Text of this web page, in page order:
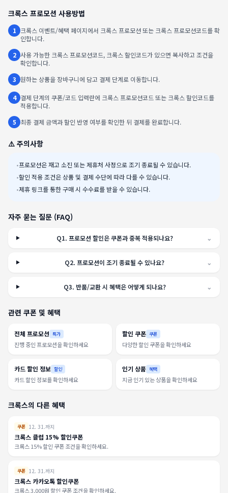
크록스 프로모션 사용방법
1
크록스 이벤트/혜택 페이지에서 크록스 프로모션 또는 크록스 프로모션코드를 확
인합니다.
2 사용 가능한 크록스 프로모션코드, 크록스 할인코드가 있으면 복사하고 조건을
확인합니다.
3 원하는 상품을 장바구니에 담고 결제 단계로 이동합니다.
4 결제 단계의 쿠폰/코드 입력란에 크록스 프로모션코드 또는 크록스 할인코드를
적용합니다.
5 최종 결제 금액과 할인 반영 여부를 확인한 뒤 결제를 완료합니다.
⚠️ 주의사항
•프로모션은 재고 소진 또는 제휴처 사정으로 조기 종료될 수 있습니다.
•할인 적용 조건은 상품 및 결제 수단에 따라 다를 수 있습니다.
•제휴 링크를 통한 구매 시 수수료를 받을 수 있습니다.
자주 묻는 질문 (FAQ)
Q1. 프로모션 할인은 쿠폰과 중복 적용되나요? ⌄
Q2. 프로모션이 조기 종료될 수 있나요? ⌄
Q3. 반품/교환 시 혜택은 어떻게 되나요? ⌄
관련 쿠폰 및 혜택
전체 프로모션 특가
진행 중인 프로모션을 확인하세요
할인 쿠폰 쿠폰
다양한 할인 쿠폰을 확인하세요
카드 할인 정보 할인
카드 할인 정보를 확인하세요
인기 상품 혜택
지금 인기 있는 상품을 확인하세요
크록스의 다른 혜택
쿠폰 12. 31.까지
크록스 클럽 15% 할인쿠폰
크록스 15% 할인 쿠폰 조건을 확인하세요.
쿠폰 12. 31.까지
크록스 카카오톡 할인쿠폰
크록스 3,000원 할인 쿠폰 조건을 확인하세요.